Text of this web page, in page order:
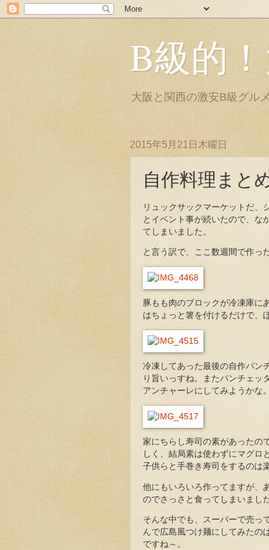
B級的
大阪と関西の激安B級グル
2015年5月21日木曜日
自作料理まと
リュックサックマーケットだ、
とイベント事が続いたので、な
てしまいました。
と言う訳で、ここ数週間で作っ
豚もも肉のブロックが冷凍庫に
はちょっと箸を付けるだけで、
冷凍してあった最後の自作パン
り旨いっすね。またパンチェッ
アンチャーレにしてみようかな。
家にちらし寿司の素があったの
しく、結局素は使わずにマグ
子供らと手巻き寿司をするのは
他にもいろいろ作ってますが、
のでさっさと食ってしまいました
そんな中でも、スーパーで売っ
んで広島風つけ麺にしてみたの
ですね～。